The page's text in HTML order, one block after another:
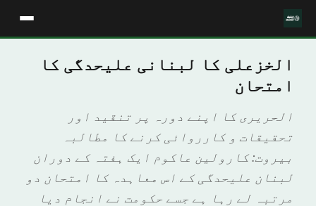
الخزعلی کا لبنانی علیحدگی کا
امتحان
الحریری کا اپنے دورہ پر تنقید اور
تحقیقات و کارروائی کرنے کا مطالبہ
بيروت: كارولين عاكوم ایک ہفتہ کے دوران
لبنان علیحدگی کے اس معاہدہ کا امتحان دو
مرتبہ لے رہا ہے جسے حکومت نے انجام دیا